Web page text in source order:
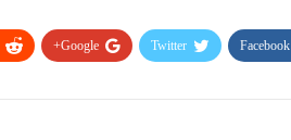
Facebook
Twitter
Google+